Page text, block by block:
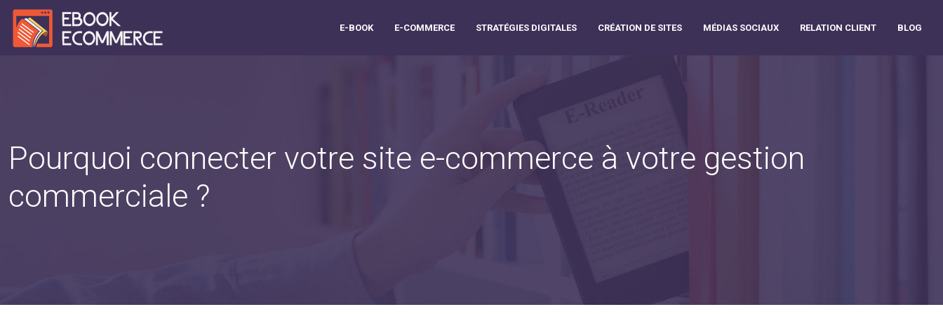
E-BOOK E-COMMERCE STRATÉGIES DIGITALES CRÉATION DE SITES MÉDIAS SOCIAUX RELATION CLIENT BLOG
Pourquoi connecter votre site e-commerce à votre gestion
commerciale ?